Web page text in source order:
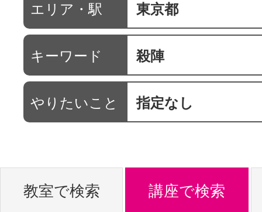
スクールを
駅・路線か
通信講座を
体験レッス
エリア・駅 東京都
キーワード 殺陣
やりたいこと 指定なし
教室で検索 講座で検索